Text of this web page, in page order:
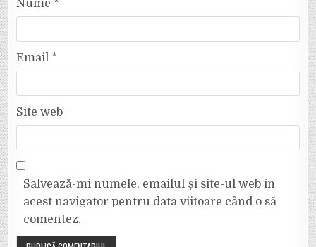
Nume *
Email *
Site web
Salvează-mi numele, emailul și site-ul web în
acest navigator pentru data viitoare când o să
comentez.